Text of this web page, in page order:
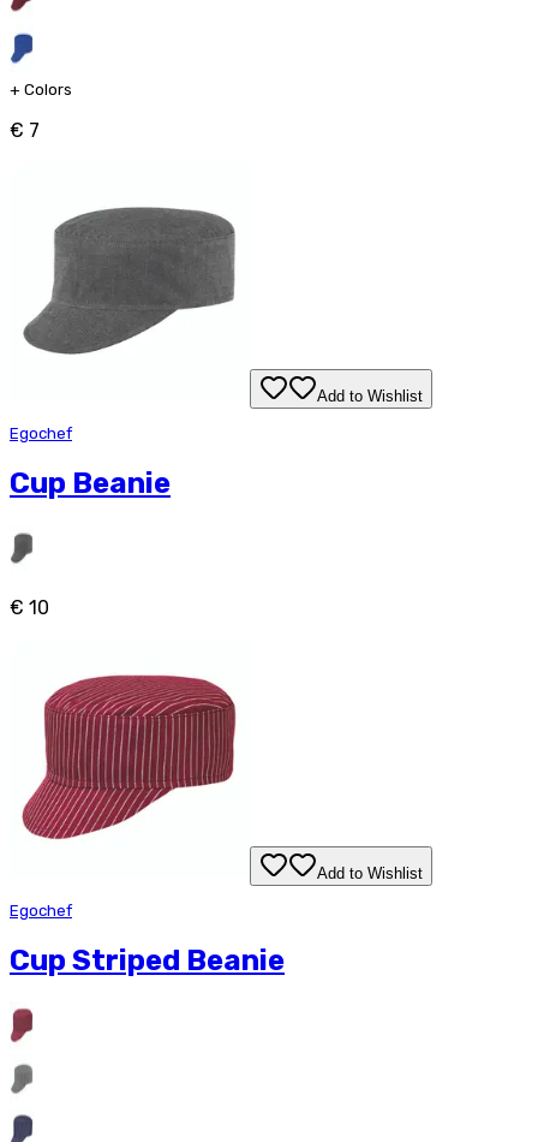
+ Colors
€ 7
Add to Wishlist
Egochef
Cup Beanie
€ 10
Add to Wishlist
Egochef
Cup Striped Beanie